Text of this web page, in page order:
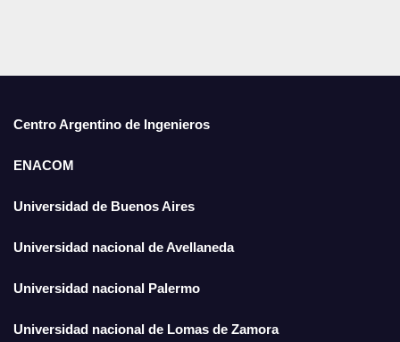
Centro Argentino de Ingenieros
ENACOM
Universidad de Buenos Aires
Universidad nacional de Avellaneda
Universidad nacional Palermo
Universidad nacional de Lomas de Zamora